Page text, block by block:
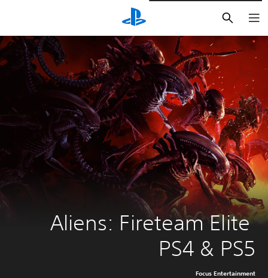
Aliens: Fireteam Elite
PS4 & PS5
Focus Entertainment